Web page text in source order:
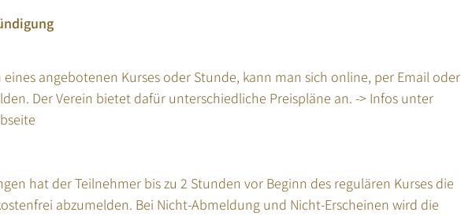
eines angebotenen Kurses oder Stunde, kann man sich online, per Email oder
Der Verein bietet dafür unterschiedliche Preispläne an. -> Infos unter
hat der Teilnehmer bis zu 2 Stunden vor Beginn des regulären Kurses die
abzumelden. Bei Nicht-Abmeldung und Nicht-Erscheinen wird die